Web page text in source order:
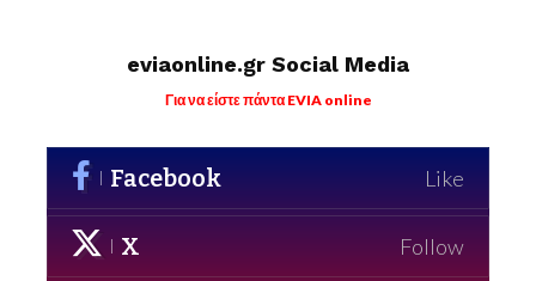
eviaonline.gr Social Media
Για να είστε πάντα EVIA online
Facebook Like
X Follow